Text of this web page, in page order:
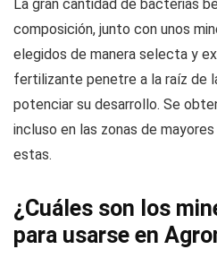
La gran cantidad de bacterias
composición, junto con unos
elegidos de manera selecta y
fertilizante penetre a la raíz de
potenciar su desarrollo. Se
incluso en las zonas de
estas.
¿Cuáles son los
para usarse en